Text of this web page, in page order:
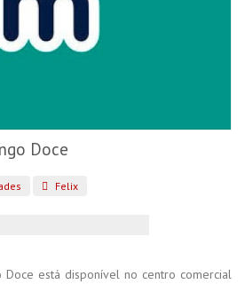
Doce
Felix
está disponível no centro comercial